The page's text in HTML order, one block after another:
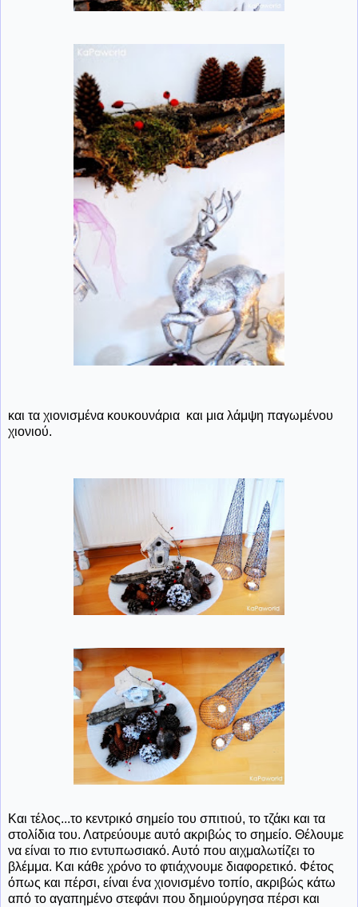
και τα χιονισμένα κουκουνάρια και μια λάμψη παγωμένου
χιονιού.
Και τέλος...το κεντρικό σημείο του σπιτιού, το τζάκι και τα
στολίδια του. Λατρεύουμε αυτό ακριβώς το σημείο. Θέλουμε
να είναι το πιο εντυπωσιακό. Αυτό που αιχμαλωτίζει το
βλέμμα. Και κάθε χρόνο το φτιάχνουμε διαφορετικό. Φέτος
όπως και πέρσι, είναι ένα χιονισμένο τοπίο, ακριβώς κάτω
από το αγαπημένο στεφάνι που δημιούργησα πέρσι και